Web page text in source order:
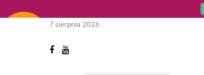
7 sierpnia 2026